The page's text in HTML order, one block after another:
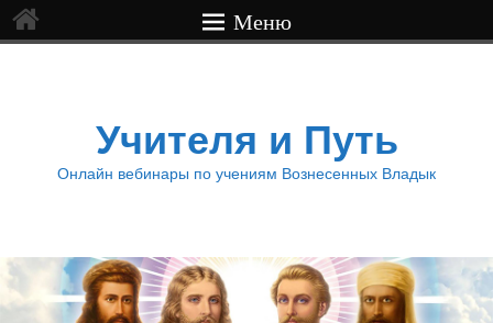
Меню
Учителя и Путь
Онлайн вебинары по учениям Вознесенных Владык